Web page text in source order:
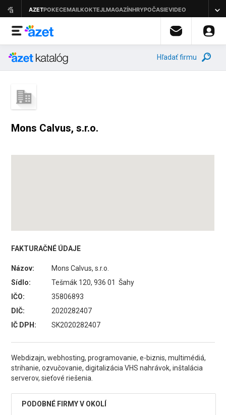
Hľadať firmu
Mons Calvus, s.r.o.
FAKTURAČNÉ ÚDAJE
Názov:
Mons Calvus, s.r.o.
Sídlo:
Tešmák 120, 936 01 Šahy
IČO:
35806893
DIČ:
2020282407
IČ DPH:
SK2020282407
Webdizajn, webhosting, programovanie, e-biznis, multimédiá,
strihanie, ozvučovanie, digitalizácia VHS nahrávok, inštalácia
serverov, sieťové riešenia.
PODOBNÉ FIRMY V OKOLÍ